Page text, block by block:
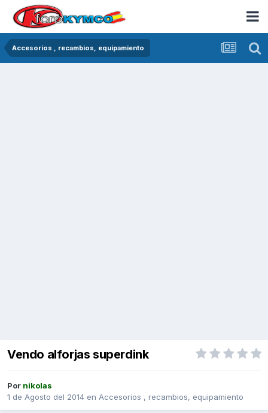
Accesorios , recambios, equipamiento
Vendo alforjas superdink
Por nikolas
1 de Agosto del 2014 en Accesorios , recambios, equipamiento